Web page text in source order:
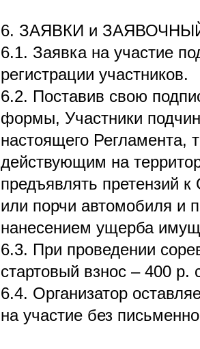
6. ЗАЯВКИ и
6.1. Заявка на участие
регистрации участников.
6.2. Поставив свою
формы, Участники
настоящего Регламента,
действующим на
предъявлять претензий
или порчи автомобиля и
нанесением ущерба
6.3. При проведении
стартовый взнос – 400 р.
6.4. Организатор
на участие без